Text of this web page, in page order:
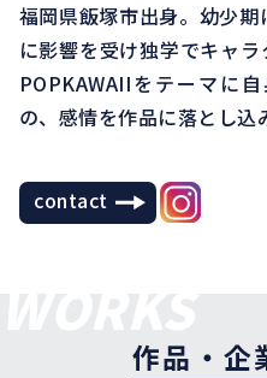
福岡県飯塚市出身。幼少
に影響を受け独学でキャラ
POPKAWAIIをテーマに
の、感情を作品に落とし込
contact
作品・企